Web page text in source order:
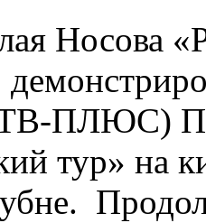
Носова
ПЛЮС)
тур» на